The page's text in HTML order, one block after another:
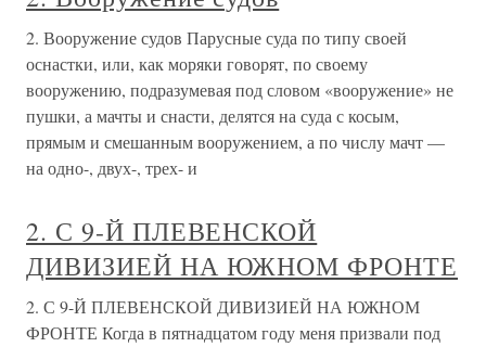
2. Вооружение судов Парусные суда по типу своей
оснастки, или, как моряки говорят, по своему
вооружению, подразумевая под словом «вооружение» не
пушки, а мачты и снасти, делятся на суда с косым,
прямым и смешанным вооружением, а по числу мачт —
на одно-, двух-, трех- и
2. С 9-Й ПЛЕВЕНСКОЙ
ДИВИЗИЕЙ НА ЮЖНОМ ФРОНТЕ
2. С 9-Й ПЛЕВЕНСКОЙ ДИВИЗИЕЙ НА ЮЖНОМ
ФРОНТЕ Когда в пятнадцатом году меня призвали под